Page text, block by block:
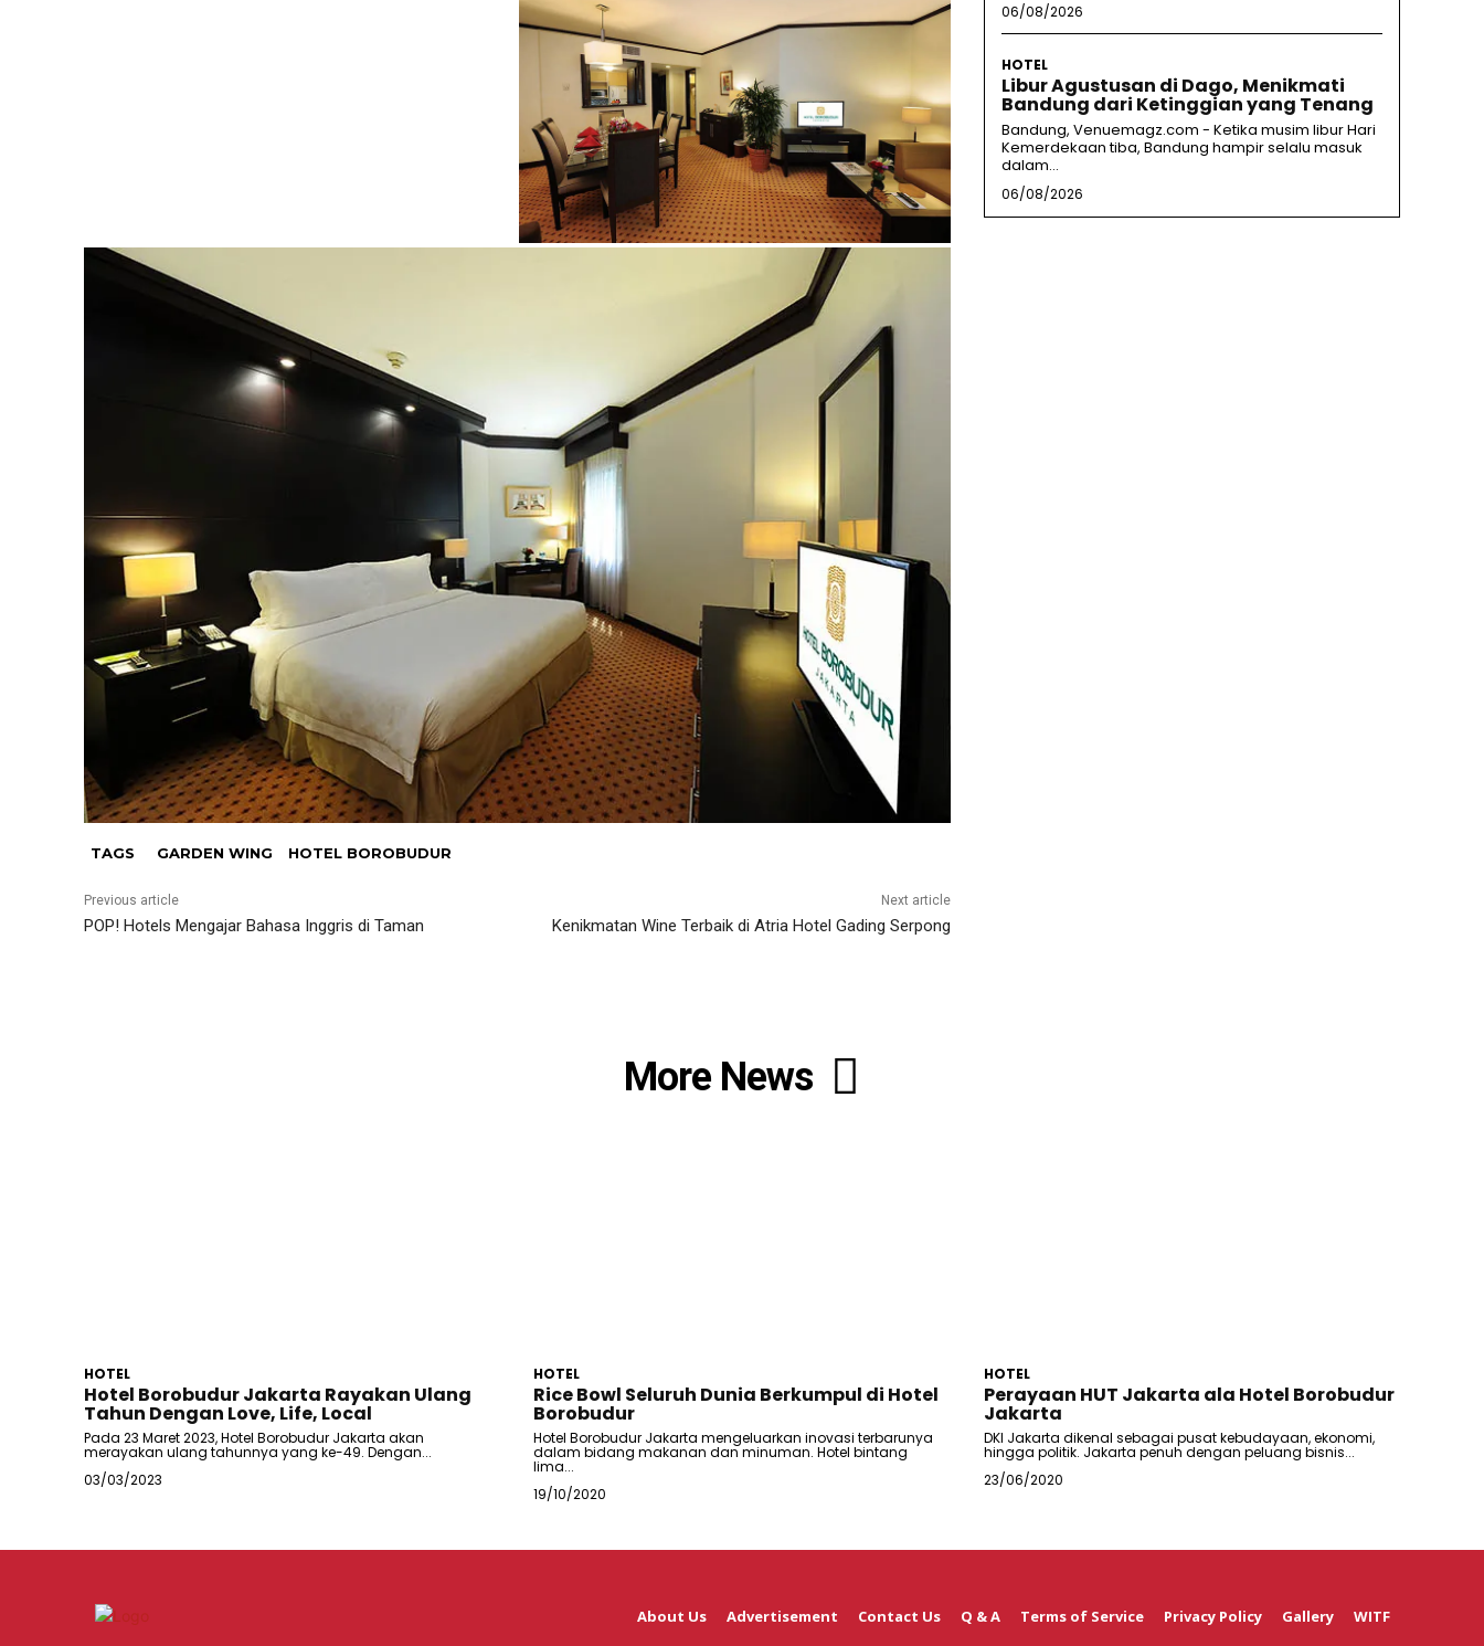
TAGS GARDEN WING HOTEL BOROBUDUR
Previous article
POP! Hotels Mengajar Bahasa Inggris di Taman
Next article
Kenikmatan Wine Terbaik di Atria Hotel Gading Serpong
06/08/2026
HOTEL
Libur Agustusan di Dago, Menikmati
Bandung dari Ketinggian yang Tenang
Bandung, Venuemagz.com - Ketika musim libur Hari
Kemerdekaan tiba, Bandung hampir selalu masuk
dalam...
06/08/2026
More News
HOTEL
Hotel Borobudur Jakarta Rayakan Ulang
Tahun Dengan Love, Life, Local
Pada 23 Maret 2023, Hotel Borobudur Jakarta akan
merayakan ulang tahunnya yang ke-49. Dengan...
03/03/2023
HOTEL
Rice Bowl Seluruh Dunia Berkumpul di Hotel
Borobudur
Hotel Borobudur Jakarta mengeluarkan inovasi terbarunya
dalam bidang makanan dan minuman. Hotel bintang
lima...
19/10/2020
HOTEL
Perayaan HUT Jakarta ala Hotel Borobudur
Jakarta
DKI Jakarta dikenal sebagai pusat kebudayaan, ekonomi,
hingga politik. Jakarta penuh dengan peluang bisnis...
23/06/2020
About Us Advertisement Contact Us Q & A Terms of Service Privacy Policy Gallery WITF